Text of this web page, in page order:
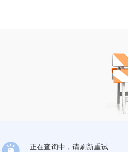
正在查询中，请刷新重试